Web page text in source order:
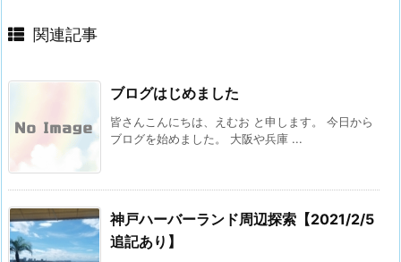
関連記事
ブログはじめました
皆さんこんにちは、えむお と申します。 今日から
ブログを始めました。 大阪や兵庫 ...
神戸ハーバーランド周辺探索【2021/2/5
追記あり】